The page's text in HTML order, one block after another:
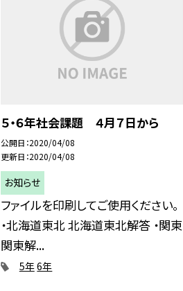
５・６年社会課題 ４月７日から
公開日 2020/04/08
更新日 2020/04/08
お知らせ
ファイルを印刷してご使用ください。
・北海道東北 北海道東北解答 ・関東
関東解...
5年6年